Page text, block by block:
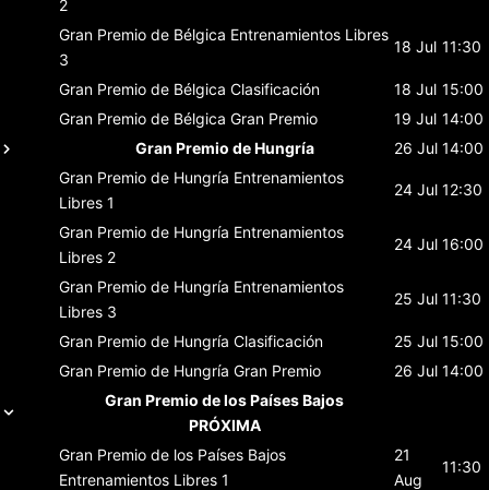
2
Gran Premio de Bélgica Entrenamientos Libres
3
18 Jul 11:30
Gran Premio de Bélgica Clasificación 18 Jul 15:00
Gran Premio de Bélgica Gran Premio 19 Jul 14:00
Gran Premio de Hungría
26 Jul 14:00
Gran Premio de Hungría Entrenamientos
Libres 1
24 Jul 12:30
Gran Premio de Hungría Entrenamientos
Libres 2
24 Jul 16:00
Gran Premio de Hungría Entrenamientos
Libres 3
25 Jul 11:30
Gran Premio de Hungría Clasificación 25 Jul 15:00
Gran Premio de Hungría Gran Premio 26 Jul 14:00
Gran Premio de los Países Bajos
PRÓXIMA
Gran Premio de los Países Bajos
Entrenamientos Libres 1
21
Aug
11:30